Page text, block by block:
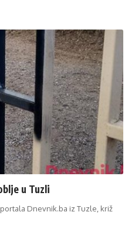
u Tuzli
Dnevnik.ba iz Tuzle, križ